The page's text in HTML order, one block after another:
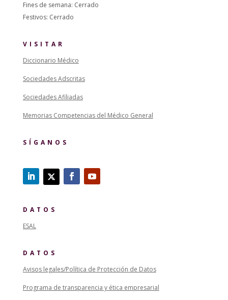
Fines de semana: Cerrado
Festivos: Cerrado
VISITAR
Diccionario Médico
Sociedades Adscritas
Sociedades Afiliadas
Memorias Competencias del Médico General
SÍGANOS
DATOS
ESAL
DATOS
Avisos legales/Política de Protección de Datos
Programa de transparencia y ética empresarial